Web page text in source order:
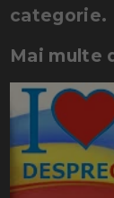
categorie.
Mai multe